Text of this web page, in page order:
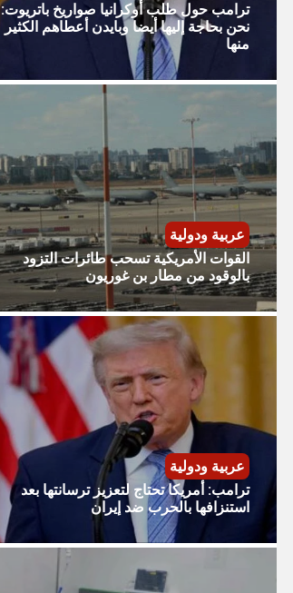
ترامب حول طلب أوكرانيا صواريخ باتريوت:
نحن بحاجة إليها أيضا وبايدن أعطاهم الكثير
منها
عربية ودولية
القوات الأمريكية تسحب طائرات التزود
بالوقود من مطار بن غوريون
عربية ودولية
ترامب: أمريكا تحتاج لتعزيز ترسانتها بعد
استنزافها بالحرب ضد إيران